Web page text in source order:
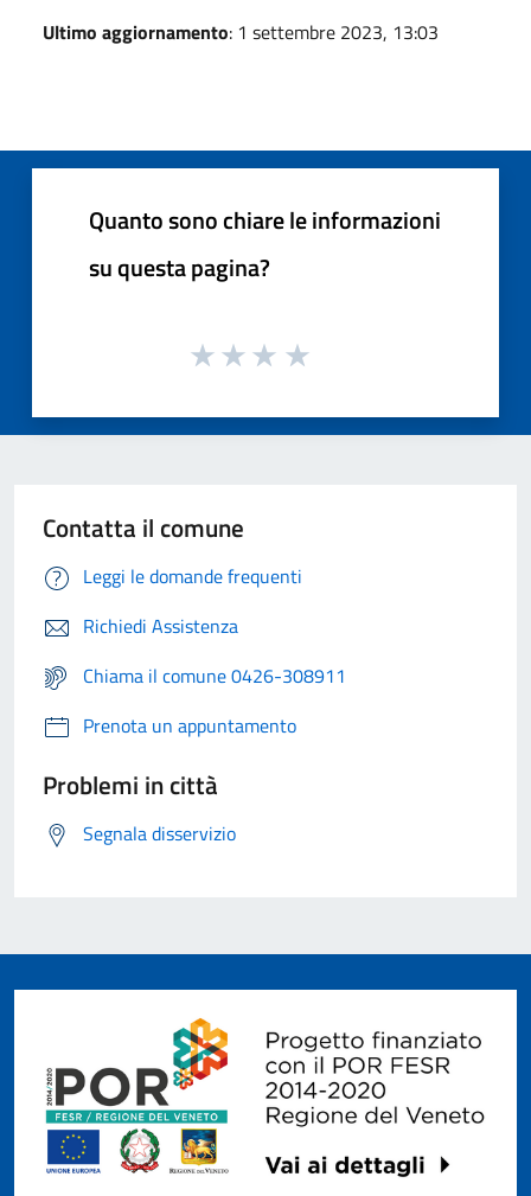
Ultimo aggiornamento: 1 settembre 2023, 13:03
Quanto sono chiare le informazioni
su questa pagina?
Contatta il comune
Leggi le domande frequenti
Richiedi Assistenza
Chiama il comune 0426-308911
Prenota un appuntamento
Problemi in città
Segnala disservizio